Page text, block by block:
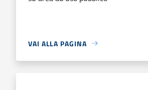
VAI ALLA PAGINA